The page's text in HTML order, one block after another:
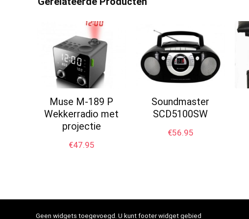
Muse M-189 P
Wekkerradio met
projectie
€47.95
Soundmaster
SCD5100SW
€56.95
Geen widgets toegevoegd. U kunt footer widget gebied